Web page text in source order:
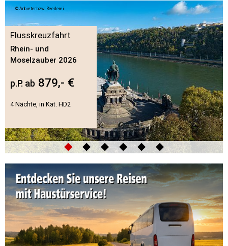
Anbieter bzw. Reederei
Flusskreuzfahrt
Rhein- und
Moselzauber 2026
p.P. ab 879,- €
4 Nächte, in Kat. HD2
◆ ◆ ◆ ◆ ◆ ◆